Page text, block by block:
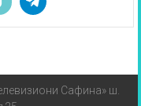
Сафина» ш.